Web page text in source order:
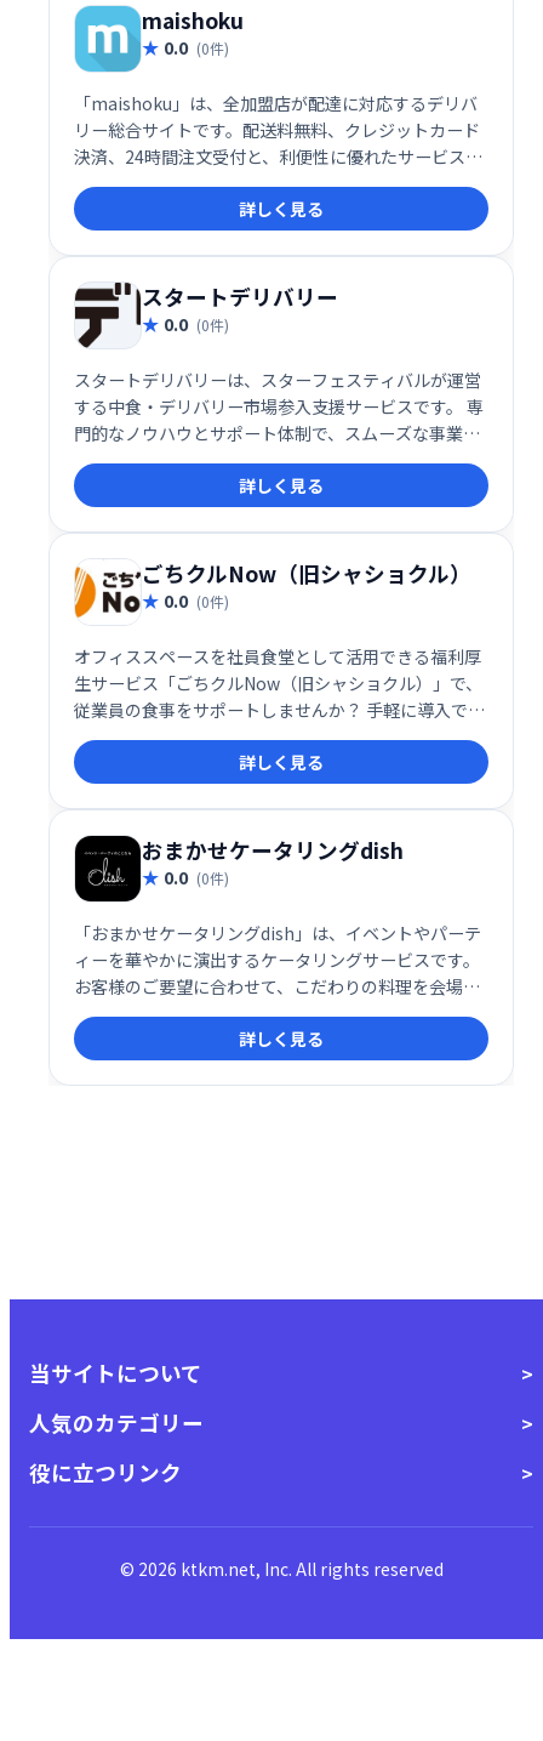
maishoku
0.0 (0件)
「maishoku」は、全加盟店が配達に対応するデリバ
リー総合サイトです。配送料無料、クレジットカード
決済、24時間注文受付と、利便性に優れたサービスを
提供しています。手軽に様々なお店の料理を、いつで
もどこでもお楽しみいただけます。
詳しく見る
スタートデリバリー
0.0 (0件)
スタートデリバリーは、スターフェスティバルが運営
する中食・デリバリー市場参入支援サービスです。 専
門的なノウハウとサポート体制で、スムーズな事業開
始を支援します。 市場調査から販路開拓、運営まで、
デリバリービジネスの成功に必要なあらゆる側面をサ
ポートいたします。
詳しく見る
ごちクルNow（旧シャショクル）
0.0 (0件)
オフィススペースを社員食堂として活用できる福利厚
生サービス「ごちクルNow（旧シャショクル）」で、
従業員の食事をサポートしませんか？ 手軽に導入で
き、社員の満足度向上と生産性向上に貢献します。 快
適なランチ環境を提供し、働きがいのある職場づくり
を支援します。
詳しく見る
おまかせケータリングdish
0.0 (0件)
「おまかせケータリングdish」は、イベントやパーテ
ィーを華やかに演出するケータリングサービスです。
お客様のご要望に合わせて、こだわりの料理を会場へ
お届けし、セッティングから後片付けまで、全てを承
ります。洗練された空間と美味しい料理で、特別なひ
とときを演出いたします。
詳しく見る
当サイトについて
人気のカテゴリー
役に立つリンク
© 2026 ktkm.net, Inc. All rights reserved